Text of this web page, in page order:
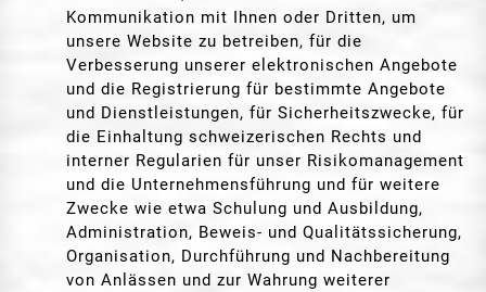
Kommunikation mit Ihnen oder Dritten, um
unsere Website zu betreiben, für die
Verbesserung unserer elektronischen Angebote
und die Registrierung für bestimmte Angebote
und Dienstleistungen, für Sicherheitszwecke, für
die Einhaltung schweizerischen Rechts und
interner Regularien für unser Risikomanagement
und die Unternehmensführung und für weitere
Zwecke wie etwa Schulung und Ausbildung,
Administration, Beweis- und Qualitätssicherung,
Organisation, Durchführung und Nachbereitung
von Anlässen und zur Wahrung weiterer